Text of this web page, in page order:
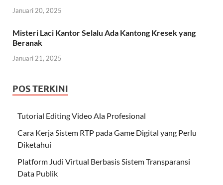
Januari 20, 2025
Misteri Laci Kantor Selalu Ada Kantong Kresek yang
Beranak
Januari 21, 2025
POS TERKINI
Tutorial Editing Video Ala Profesional
Cara Kerja Sistem RTP pada Game Digital yang Perlu
Diketahui
Platform Judi Virtual Berbasis Sistem Transparansi
Data Publik